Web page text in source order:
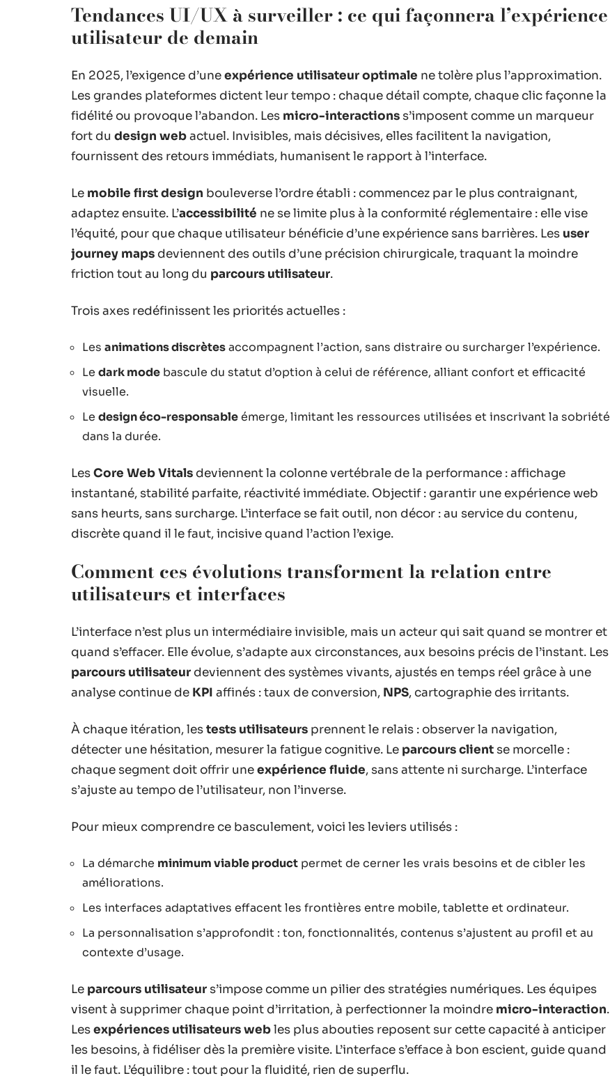
Tendances UI/UX à surveiller : ce qui façonnera l’expérience
utilisateur de demain
En 2025, l’exigence d’uneexpérience utilisateur optimale ne tolère plus l’approximation.
Les grandes plateformes dictent leur tempo : chaque détail compte, chaque clic façonne la
fidélité ou provoque l’abandon. Les micro-interactions s’imposent comme un marqueur
fort du design webactuel. Invisibles, mais décisives, elles facilitent la navigation,
fournissent des retours immédiats, humanisent le rapport à l’interface.
Le mobile first design bouleverse l’ordre établi : commencez par le plus contraignant,
adaptez ensuite. L’accessibilité ne se limite plus à la conformité réglementaire : elle vise
l’équité, pour que chaque utilisateur bénéficie d’une expérience sans barrières. Les user
journey maps deviennent des outils d’une précision chirurgicale, traquant la moindre
friction tout au long du parcours utilisateur.
Trois axes redéfinissent les priorités actuelles :
Les animations discrètesaccompagnent l’action, sans distraire ou surcharger l’expérience.
Le dark mode bascule du statut d’option à celui de référence, alliant confort et efficacité
visuelle.
Le design éco-responsableémerge, limitant les ressources utilisées et inscrivant la sobriété
dans la durée.
LesCore Web Vitals deviennent la colonne vertébrale de la performance : affichage
instantané, stabilité parfaite, réactivité immédiate. Objectif : garantir une expérience web
sans heurts, sans surcharge. L’interface se fait outil, non décor : au service du contenu,
discrète quand il le faut, incisive quand l’action l’exige.
Comment ces évolutions transforment la relation entre
utilisateurs et interfaces
L’interface n’est plus un intermédiaire invisible, mais un acteur qui sait quand se montrer et
quand s’effacer. Elle évolue, s’adapte aux circonstances, aux besoins précis de l’instant. Les
parcours utilisateur deviennent des systèmes vivants, ajustés en temps réel grâce à une
analyse continue de KPI affinés : taux de conversion, NPS, cartographie des irritants.
À chaque itération, lestests utilisateurs prennent le relais : observer la navigation,
détecter une hésitation, mesurer la fatigue cognitive. Le parcours client se morcelle :
chaque segment doit offrir uneexpérience fluide, sans attente ni surcharge. L’interface
s’ajuste au tempo de l’utilisateur, non l’inverse.
Pour mieux comprendre ce basculement, voici les leviers utilisés :
La démarche minimum viable product permet de cerner les vrais besoins et de cibler les
améliorations.
Les interfaces adaptatives effacent les frontières entre mobile, tablette et ordinateur.
La personnalisation s’approfondit : ton, fonctionnalités, contenus s’ajustent au profil et au
contexte d’usage.
Le parcours utilisateur s’impose comme un pilier des stratégies numériques. Les équipes
visent à supprimer chaque point d’irritation, à perfectionner la moindre micro-interaction.
Lesexpériences utilisateurs webles plus abouties reposent sur cette capacité à anticiper
les besoins, à fidéliser dès la première visite. L’interface s’efface à bon escient, guide quand
il le faut. L’équilibre : tout pour la fluidité, rien de superflu.